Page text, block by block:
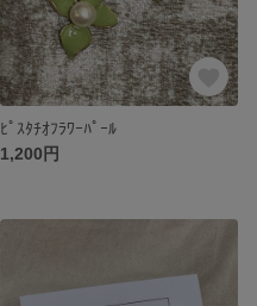
ﾋﾟｽﾀﾁｵﾌﾗﾜｰﾊﾟｰﾙ
1,200円